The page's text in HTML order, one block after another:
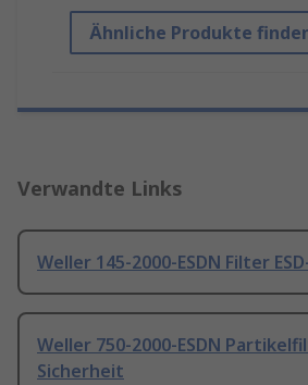
Ähnliche Produkte
Verwandte Links
Weller 145-2000-ESDN Filter
Weller 750-2000-ESDN
Sicherheit